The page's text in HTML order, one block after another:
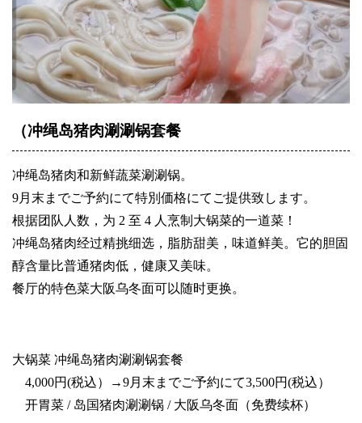
（冲绳岛猪肉涮涮锅套餐
冲绳岛猪肉和新鲜蔬菜涮涮锅。
9月末までご予約にて特別価格にてご提供致します。
根据团队人数，为 2 至 4 人烹制大锅菜的一道菜！
冲绳岛猪肉经过精挑细选，脂肪甜美，味道鲜美。它的胆固
醇含量比普通猪肉低，健康又美味。
餐厅的特色菜大阪乌冬面可以随时更换。
大锅菜 冲绳岛猪肉涮涮锅套餐
4,000円(税込）→9月末までご予約にて3,500円(税込）
开胃菜 / 岛国猪肉涮涮锅 / 大阪乌冬面（免费续杯）